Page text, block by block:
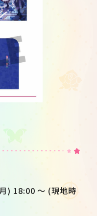
) 18:00 ～ (現地時